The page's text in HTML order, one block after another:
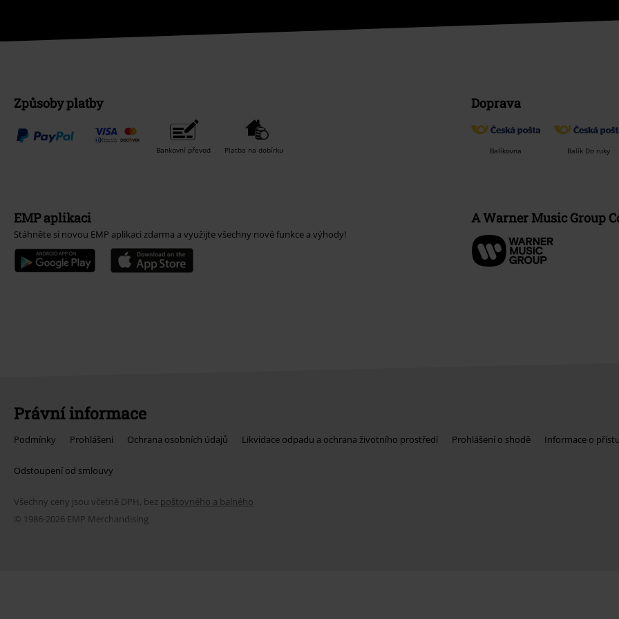
Způsoby platby
Bankovní převod Platba na dobírku
Doprava
Balíkovna Balík Do ruky
EMP aplikaci
Stáhněte si novou EMP aplikaci zdarma a využijte všechny nové funkce a výhody!
A Warner Music Group
Právní informace
Podmínky Prohlášení Ochrana osobních údajů Likvidace odpadu a ochrana životního prostředí Prohlášení o shodě Informace o
Odstoupení od smlouvy
Všechny ceny jsou včetně DPH, bez poštovného a balného
© 1986-2026 EMP Merchandising